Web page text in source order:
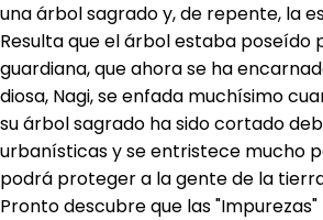
una árbol sagrado y, de repente, la
Resulta que el árbol estaba poseído
guardiana, que ahora se ha
diosa, Nagi, se enfada muchísimo
su árbol sagrado ha sido cortado
urbanísticas y se entristece mucho
podrá proteger a la gente de la
Pronto descubre que las